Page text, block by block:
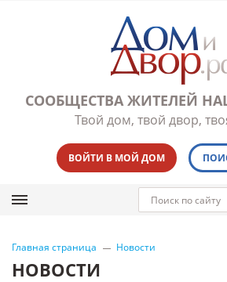
СООБЩЕСТВА ЖИТЕЛЕЙ
Твой дом, твой двор,
ВОЙТИ В МОЙ ДОМ
Главная страница Новости
НОВОСТИ